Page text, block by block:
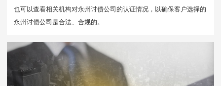
也可以查看相关机构对永州讨债公司的认证情况，以确保客户选择的
永州讨债公司是合法、合规的。